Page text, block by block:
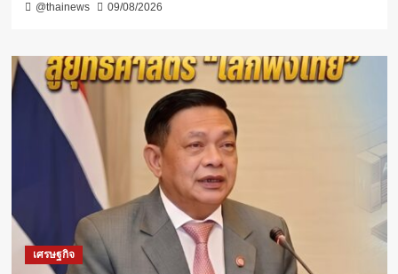
@thainews 09/08/2026
เศรษฐกิจ